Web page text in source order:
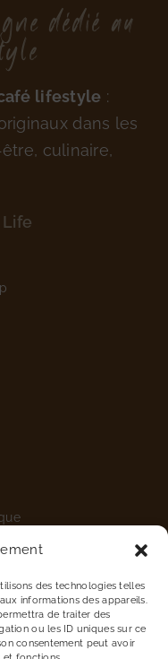
des technologies telles
informations des appareils.
de traiter des
ou les ID uniques sur ce
consentement peut avoir
dédié au
lifestyle :
dans les
culinaire,
Life